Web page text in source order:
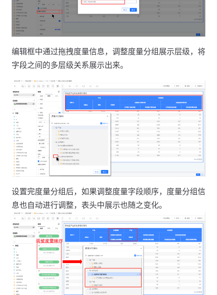
编辑框中通过拖拽度量信息，调整度量分组展示层级，将
字段之间的多层级关系展示出来。
设置完度量分组后，如果调整度量字段顺序，度量分组信
息也自动进行调整，表头中展示也随之变化。